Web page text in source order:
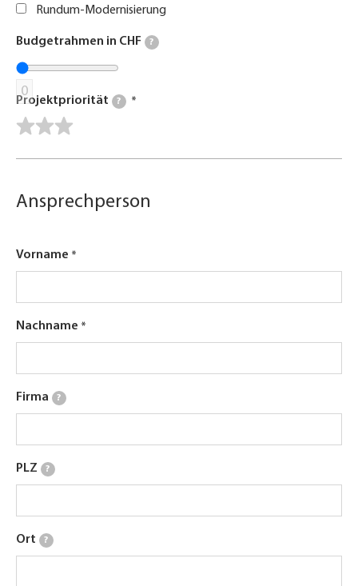
Rundum-Modernisierung
Budgetrahmen in CHF ?
0
Projektpriorität ?
Ansprechperson
Vorname
Nachname
Firma ?
PLZ ?
Ort ?